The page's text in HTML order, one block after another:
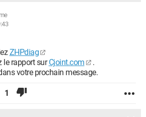
ZHPdiag
le rapport surCjoint.com
.
votre prochain message.
1